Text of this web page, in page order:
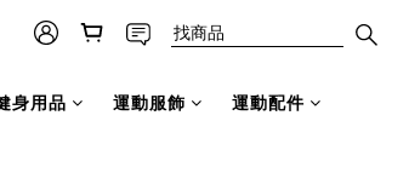
身用品 運動服飾 運動配件